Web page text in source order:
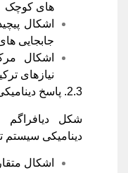
های کوچک
اشکال
جابجایی
اشکال
نیازهای
2.3. پاسخ دینامیکی
شکل دیافراگم
دینامیکی سیستم
اشکال